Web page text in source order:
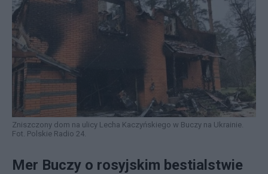
Zniszczony dom na ulicy Lecha Kaczyńskiego w Buczy na Ukrainie.
Fot. Polskie Radio 24.
Mer Buczy o rosyjskim bestialstwie